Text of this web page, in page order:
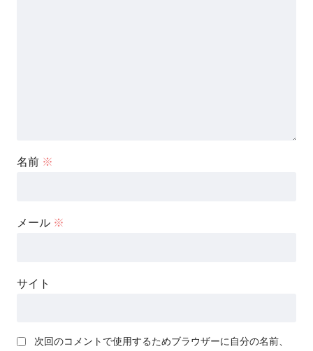
名前 ※
メール ※
サイト
次回のコメントで使用するためブラウザーに自分の名前、